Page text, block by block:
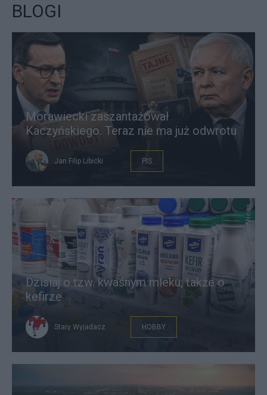
BLOGI
Morawiecki zaszantażował
Kaczyńskiego. Teraz nie ma już odwrotu
Jan Filip Libicki PIS
East News
Dzisiaj o tzw. kwaśnym mleku, także o
kefirze
Stary Wyjadacz HOBBY